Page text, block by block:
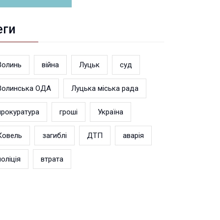
війна Луцьк суд
ОДА Луцька міська рада
гроші Україна
загиблі ДТП аварія
втрата